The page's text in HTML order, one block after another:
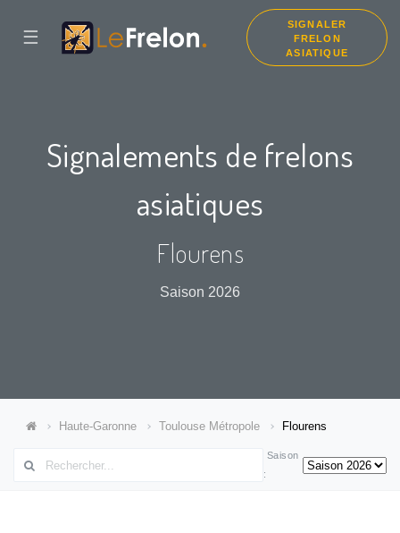
☰
SIGNALER
FRELON
ASIATIQUE
Signalements de frelons
asiatiques
Flourens
Saison 2026
Haute-Garonne Toulouse Métropole Flourens
Saison
: